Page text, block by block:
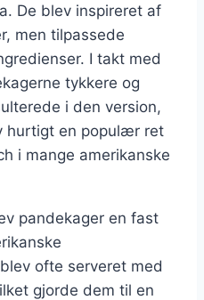
De blev inspireret af
men tilpassede
I takt med
tykkere og
i den version,
hurtigt en populær ret
i mange amerikanske
pandekager en fast
ofte serveret med
gjorde dem til en